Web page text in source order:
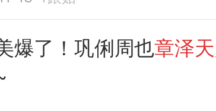
爆了！巩俐周也章泽天